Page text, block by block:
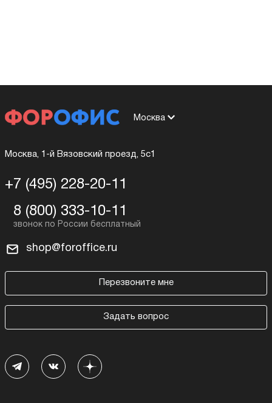
Москва
Москва, 1-й Вязовский проезд, 5с1
+7 (495) 228-20-11
8 (800) 333-10-11
shop@foroffice.ru
Перезвоните мне
Задать вопрос